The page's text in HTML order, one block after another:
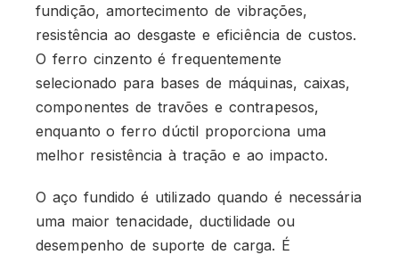
fundição, amortecimento de vibrações,
resistência ao desgaste e eficiência de custos.
O ferro cinzento é frequentemente
selecionado para bases de máquinas, caixas,
componentes de travões e contrapesos,
enquanto o ferro dúctil proporciona uma
melhor resistência à tração e ao impacto.
O aço fundido é utilizado quando é necessária
uma maior tenacidade, ductilidade ou
desempenho de suporte de carga. É